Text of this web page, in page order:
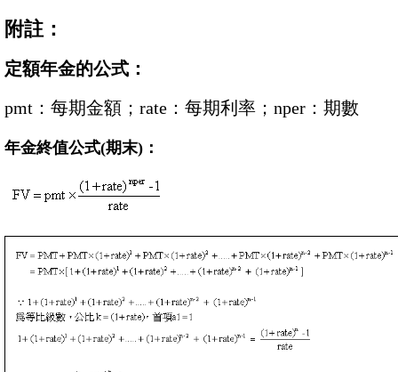
附註：
定額年金的公式：
pmt：每期金額；rate：每期利率；nper：期數
年金終值公式(期末)：